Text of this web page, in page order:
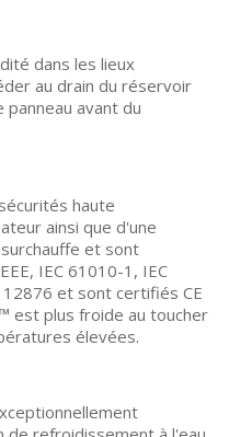
dans les lieux
au drain du réservoir
avant du
haute
ainsi que d'une
et sont
IEC 61010-1, IEC
et sont certifiés CE
est plus froide au toucher
élevées.